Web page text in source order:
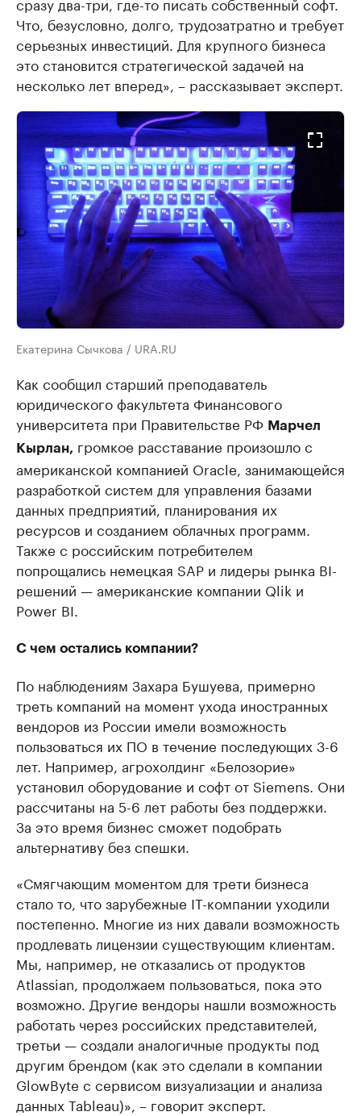
Что, безусловно, долго, трудозатратно и требует
серьезных инвестиций. Для крупного бизнеса
это становится стратегической задачей на
несколько лет вперед», – рассказывает эксперт.
Екатерина Сычкова / URA.RU
Как сообщил старший преподаватель
юридического факультета Финансового
университета при Правительстве РФ Марчел
Кырлан, громкое расставание произошло с
американской компанией Oracle, занимающейся
разработкой систем для управления базами
данных предприятий, планирования их
ресурсов и созданием облачных программ.
Также с российским потребителем
попрощались немецкая SAP и лидеры рынка BI-
решений — американские компании Qlik и
Power BI.
С чем остались компании?
По наблюдениям Захара Бушуева, примерно
треть компаний на момент ухода иностранных
вендоров из России имели возможность
пользоваться их ПО в течение последующих 3-6
лет. Например, агрохолдинг «Белозорие»
установил оборудование и софт от Siemens. Они
рассчитаны на 5-6 лет работы без поддержки.
За это время бизнес сможет подобрать
альтернативу без спешки.
«Смягчающим моментом для трети бизнеса
стало то, что зарубежные IT-компании уходили
постепенно. Многие из них давали возможность
продлевать лицензии существующим клиентам.
Мы, например, не отказались от продуктов
Atlassian, продолжаем пользоваться, пока это
возможно. Другие вендоры нашли возможность
работать через российских представителей,
третьи — создали аналогичные продукты под
другим брендом (как это сделали в компании
GlowByte с сервисом визуализации и анализа
данных Tableau)», – говорит эксперт.